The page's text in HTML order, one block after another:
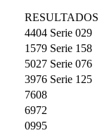
RESULTADOS
4404 Serie 029
1579 Serie 158
5027 Serie 076
3976 Serie 125
7608
6972
0995